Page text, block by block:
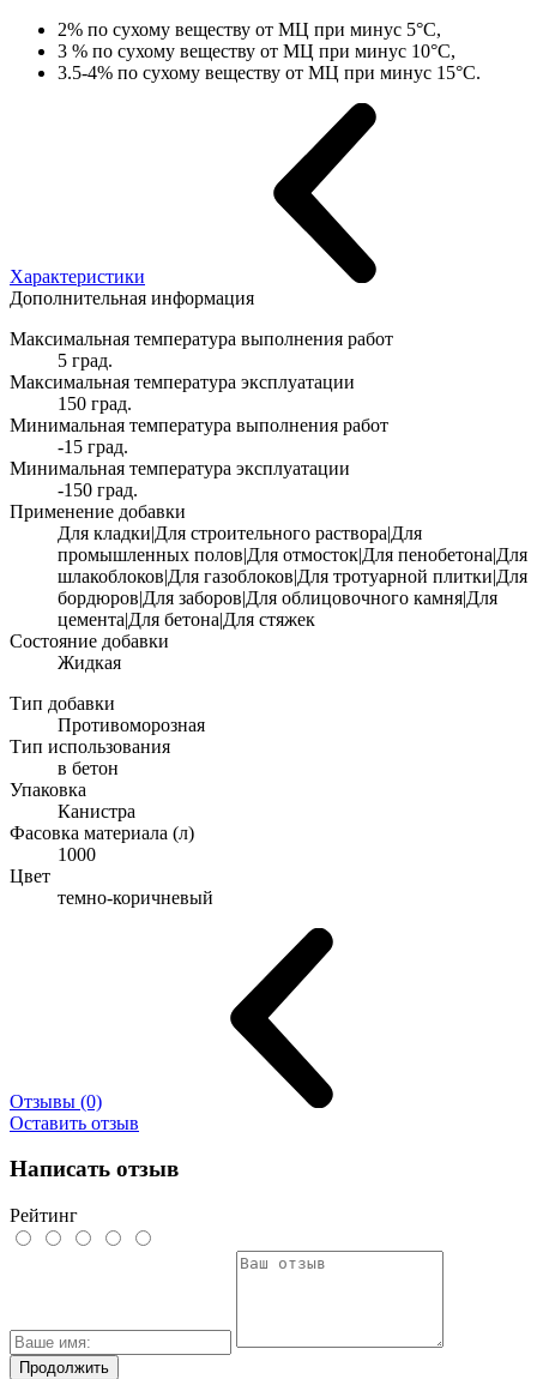
2% по сухому веществу от МЦ при минус 5°С,
3 % по сухому веществу от МЦ при минус 10°С,
3.5-4% по сухому веществу от МЦ при минус 15°С.
Характеристики
Дополнительная информация
Максимальная температура выполнения работ
5 град.
Максимальная температура эксплуатации
150 град.
Минимальная температура выполнения работ
-15 град.
Минимальная температура эксплуатации
-150 град.
Применение добавки
Для кладки|Для строительного раствора|Для
промышленных полов|Для отмосток|Для пенобетона|Для
шлакоблоков|Для газоблоков|Для тротуарной плитки|Для
бордюров|Для заборов|Для облицовочного камня|Для
цемента|Для бетона|Для стяжек
Состояние добавки
Жидкая
Тип добавки
Противоморозная
Тип использования
в бетон
Упаковка
Канистра
Фасовка материала (л)
1000
Цвет
темно-коричневый
Отзывы (0)
Оставить отзыв
Написать отзыв
Рейтинг
Продолжить